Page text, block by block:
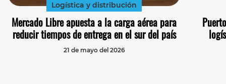
Logística y distribución
Mercado Libre apuesta a la carga aérea para
reducir tiempos de entrega en el sur del país
21 de mayo del 2026